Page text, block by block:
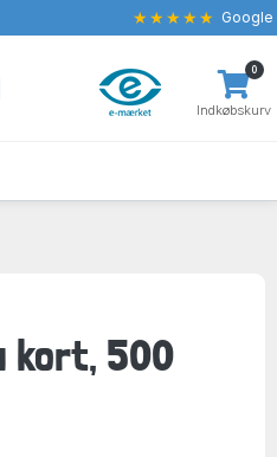
★★★★★ Google
Indkøbskurv
0
kort, 500